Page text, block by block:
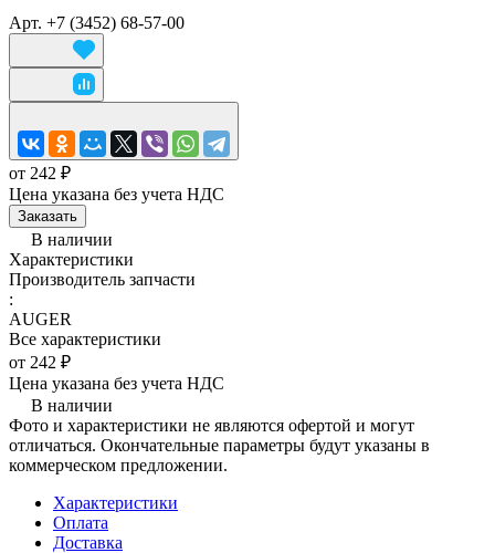
Арт. +7 (3452) 68-57-00
от 242 ₽
Цена указана без учета НДС
Заказать
В наличии
Характеристики
Производитель запчасти
:
AUGER
Все характеристики
от 242 ₽
Цена указана без учета НДС
В наличии
Фото и характеристики не являются офертой и могут
отличаться. Окончательные параметры будут указаны в
коммерческом предложении.
Характеристики
Оплата
Доставка